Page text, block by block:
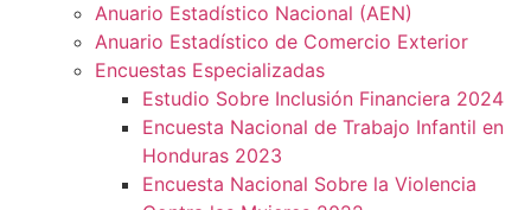
Anuario Estadístico Nacional (AEN)
Anuario Estadístico de Comercio Exterior
Encuestas Especializadas
Estudio Sobre Inclusión Financiera 2024
Encuesta Nacional de Trabajo Infantil en
Honduras 2023
Encuesta Nacional Sobre la Violencia